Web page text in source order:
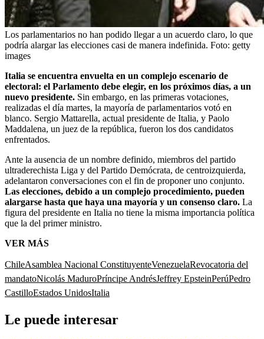
Los parlamentarios no han podido llegar a un acuerdo claro, lo que
podría alargar las elecciones casi de manera indefinida. Foto: getty
images
Italia se encuentra envuelta en un complejo escenario de
electoral: el Parlamento debe elegir, en los próximos días, a un
nuevo presidente. Sin embargo, en las primeras votaciones,
realizadas el día martes, la mayoría de parlamentarios votó en
blanco. Sergio Mattarella, actual presidente de Italia, y Paolo
Maddalena, un juez de la república, fueron los dos candidatos
enfrentados.
Ante la ausencia de un nombre definido, miembros del partido
ultraderechista Liga y del Partido Demócrata, de centroizquierda,
adelantaron conversaciones con el fin de proponer uno conjunto.
Las elecciones, debido a un complejo procedimiento, pueden
alargarse hasta que haya una mayoría y un consenso claro. La
figura del presidente en Italia no tiene la misma importancia política
que la del primer ministro.
VER MÁS
ChileAsamblea Nacional ConstituyenteVenezuelaRevocatoria del
mandatoNicolás MaduroPríncipe AndrésJeffrey EpsteinPerúPedro
CastilloEstados UnidosItalia
Le puede interesar